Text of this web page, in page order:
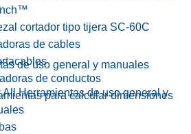
cortador tipo tijera SC-60C
de cables
de conductos
para calcular dimensiones
de uso general y manuales
All Herramientas de uso general y